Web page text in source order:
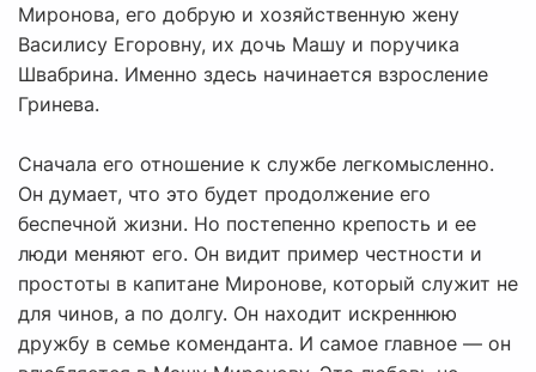
Миронова, его добрую и хозяйственную жену
Василису Егоровну, их дочь Машу и поручика
Швабрина. Именно здесь начинается взросление
Гринева.
Сначала его отношение к службе легкомысленно.
Он думает, что это будет продолжение его
беспечной жизни. Но постепенно крепость и ее
люди меняют его. Он видит пример честности и
простоты в капитане Миронове, который служит не
для чинов, а по долгу. Он находит искреннюю
дружбу в семье коменданта. И самое главное — он